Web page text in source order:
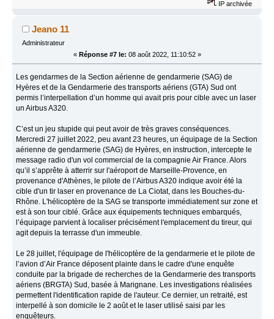
IP archivée
Jeano 11
Administrateur
« Réponse #7 le: 08 août 2022, 11:10:52 »
Les gendarmes de la Section aérienne de gendarmerie (SAG) de
Hyères et de la Gendarmerie des transports aériens (GTA) Sud ont
permis l’interpellation d’un homme qui avait pris pour cible avec un laser
un Airbus A320.
C’est un jeu stupide qui peut avoir de très graves conséquences.
Mercredi 27 juillet 2022, peu avant 23 heures, un équipage de la Section
aérienne de gendarmerie (SAG) de Hyères, en instruction, intercepte le
message radio d'un vol commercial de la compagnie Air France. Alors
qu’il s’apprête à atterrir sur l'aéroport de Marseille-Provence, en
provenance d'Athènes, le pilote de l’Airbus A320 indique avoir été la
cible d'un tir laser en provenance de La Ciotat, dans les Bouches-du-
Rhône. L'hélicoptère de la SAG se transporte immédiatement sur zone et
est à son tour ciblé. Grâce aux équipements techniques embarqués,
l’équipage parvient à localiser précisément l'emplacement du tireur, qui
agit depuis la terrasse d'un immeuble.
Le 28 juillet, l'équipage de l'hélicoptère de la gendarmerie et le pilote de
l’avion d’Air France déposent plainte dans le cadre d'une enquête
conduite par la brigade de recherches de la Gendarmerie des transports
aériens (BRGTA) Sud, basée à Marignane. Les investigations réalisées
permettent l'identification rapide de l'auteur. Ce dernier, un retraité, est
interpellé à son domicile le 2 août et le laser utilisé saisi par les
enquêteurs.